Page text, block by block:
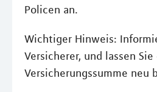
Policen an.
Wichtiger Hinweis:
Versicherer, und lassen Sie
Versicherungssumme neu